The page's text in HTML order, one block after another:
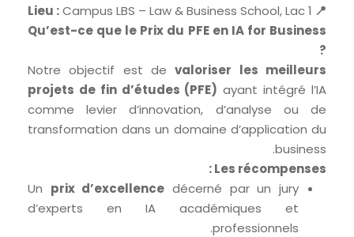
📍 Lieu :
Campus LBS – Law & Business School, Lac 1
Qu’est-ce que le Prix du PFE en IA for Business
?
Notre objectif est devaloriser les meilleurs
projets de fin d’études (PFE) ayant intégré l’IA
comme levier d’innovation, d’analyse ou de
transformation dans un domaine d’application du
business.
Les récompenses :
Un prix d’excellence décerné par un jury
d’experts en IA académiques et
professionnels.